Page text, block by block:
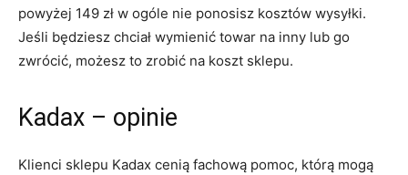
powyżej 149 zł w ogóle nie ponosisz kosztów wysyłki.
Jeśli będziesz chciał wymienić towar na inny lub go
zwrócić, możesz to zrobić na koszt sklepu.
Kadax – opinie
Klienci sklepu Kadax cenią fachową pomoc, którą mogą